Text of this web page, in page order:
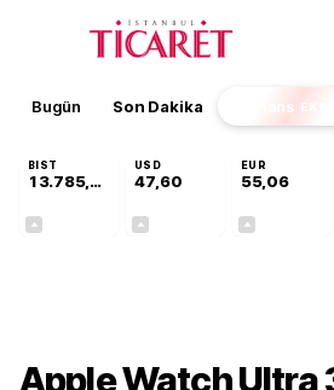
Bugün Son Dakika Finans
BIST
13.785,93
USD
47,60
EUR
55,06
Apple Watch Ultra